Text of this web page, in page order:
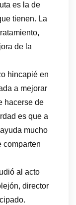
es la de
tienen. La
de la
hincapié en
a mejorar
hacerse de
es que a
mucho
comparten
al acto
director